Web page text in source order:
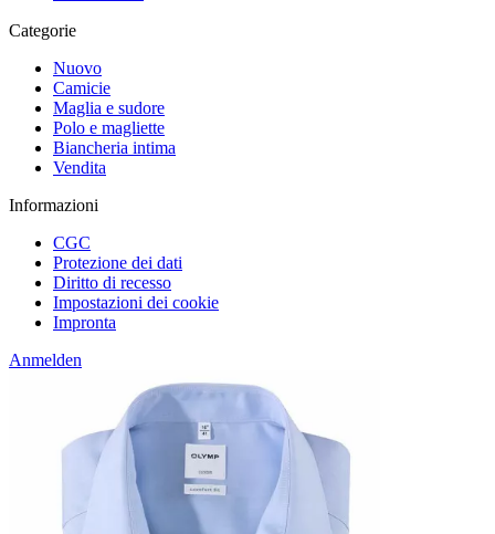
Categorie
Nuovo
Camicie
Maglia e sudore
Polo e magliette
Biancheria intima
Vendita
Informazioni
CGC
Protezione dei dati
Diritto di recesso
Impostazioni dei cookie
Impronta
Anmelden